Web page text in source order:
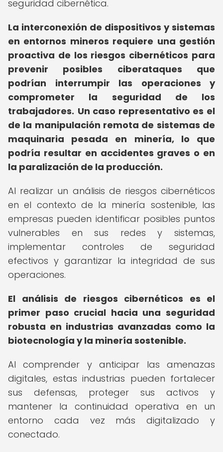
seguridad cibernética.
La interconexión de dispositivos y sistemas
en entornos mineros requiere una gestión
proactiva de los riesgos cibernéticos para
prevenir posibles ciberataques que
podrían interrumpir las operaciones y
comprometer la seguridad de los
trabajadores. Un caso representativo es el
de la manipulación remota de sistemas de
maquinaria pesada en minería, lo que
podría resultar en accidentes graves o en
la paralización de la producción.
Al realizar un análisis de riesgos cibernéticos
en el contexto de la minería sostenible, las
empresas pueden identificar posibles puntos
vulnerables en sus redes y sistemas,
implementar controles de seguridad
efectivos y garantizar la integridad de sus
operaciones.
El análisis de riesgos cibernéticos es el
primer paso crucial hacia una seguridad
robusta en industrias avanzadas como la
biotecnología y la minería sostenible.
Al comprender y anticipar las amenazas
digitales, estas industrias pueden fortalecer
sus defensas, proteger sus activos y
mantener la continuidad operativa en un
entorno cada vez más digitalizado y
conectado.